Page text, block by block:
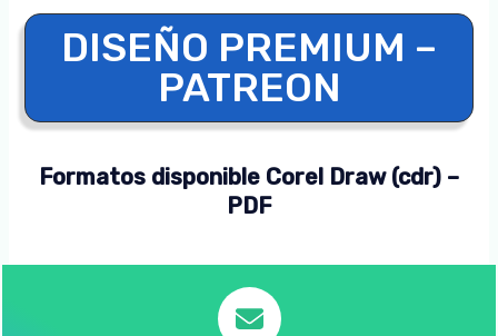
DISEÑO PREMIUM –
PATREON
Formatos disponible Corel Draw (cdr) –
PDF